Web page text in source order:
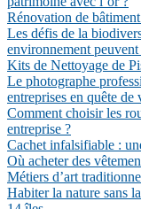
Rénovation de
Les défis de la
environnement
Kits de Nettoyage de
Le photographe
entreprises en quête de
Comment choisir les
entreprise ?
Cachet infalsifiable :
Où acheter des
Métiers d’art
Habiter la nature sans